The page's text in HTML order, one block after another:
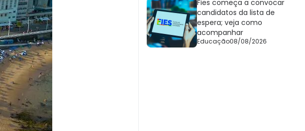
Fies começa a convocar
candidatos da lista de
espera; veja como
acompanhar
Educação08/08/2026